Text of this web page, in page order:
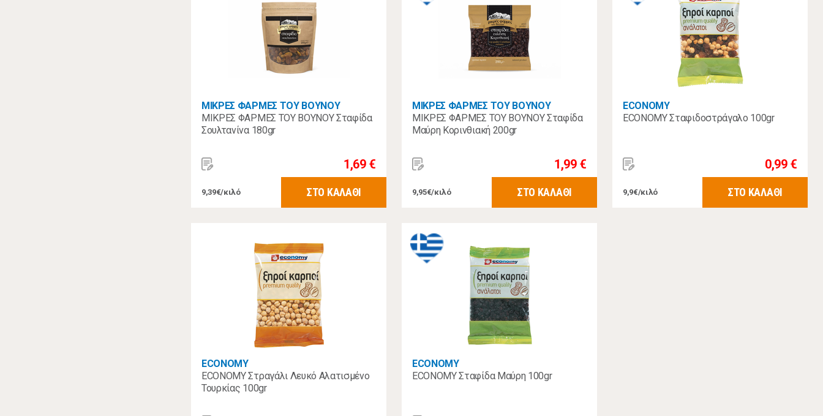
ΜΙΚΡΕΣ ΦΑΡΜΕΣ ΤΟΥ ΒΟΥΝΟΥ
ΜΙΚΡΕΣ ΦΑΡΜΕΣ ΤΟΥ ΒΟΥΝΟΥ Σταφίδα
Σουλτανίνα 180gr
1,69 €
9,39€/κιλό ΣΤΟ ΚΑΛΑΘΙ
ΜΙΚΡΕΣ ΦΑΡΜΕΣ ΤΟΥ ΒΟΥΝΟΥ
ΜΙΚΡΕΣ ΦΑΡΜΕΣ ΤΟΥ ΒΟΥΝΟΥ Σταφίδα
Μαύρη Κορινθιακή 200gr
1,99 €
9,95€/κιλό ΣΤΟ ΚΑΛΑΘΙ
ECONOMY
ECONOMY Σταφιδοστράγαλο 100gr
0,99 €
9,9€/κιλό ΣΤΟ ΚΑΛΑΘΙ
ECONOMY
ECONOMY Στραγάλι Λευκό Αλατισμένο
Τουρκίας 100gr
ECONOMY
ECONOMY Σταφίδα Μαύρη 100gr